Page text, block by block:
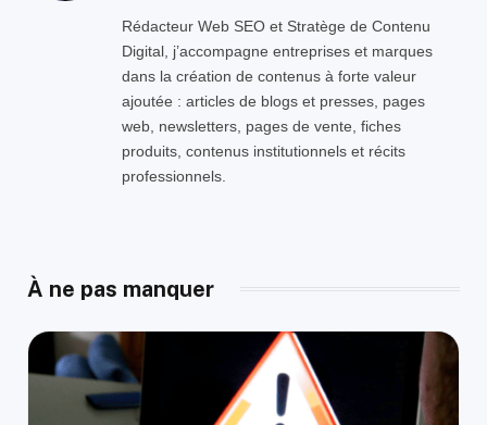
Rédacteur Web SEO et Stratège de Contenu
Digital, j’accompagne entreprises et marques
dans la création de contenus à forte valeur
ajoutée : articles de blogs et presses, pages
web, newsletters, pages de vente, fiches
produits, contenus institutionnels et récits
professionnels.
À ne pas manquer